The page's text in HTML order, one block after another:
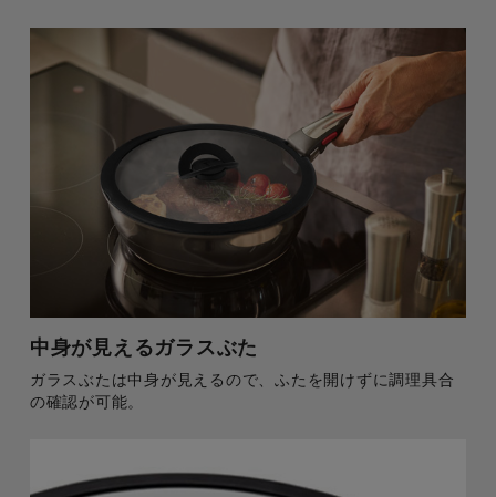
中身が見えるガラスぶた
ガラスぶたは中身が見えるので、ふたを開けずに調理具合
の確認が可能。